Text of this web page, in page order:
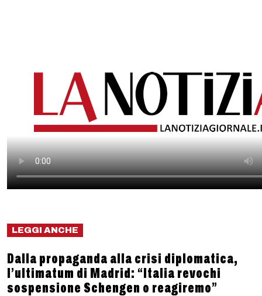
LEGGI ANCHE
Dalla propaganda alla crisi diplomatica,
l’ultimatum di Madrid: “Italia revochi
sospensione Schengen o reagiremo”